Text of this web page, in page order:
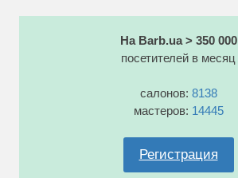
На Barb.ua > 350 000
посетителей в месяц
салонов: 8138
мастеров: 14445
Регистрация